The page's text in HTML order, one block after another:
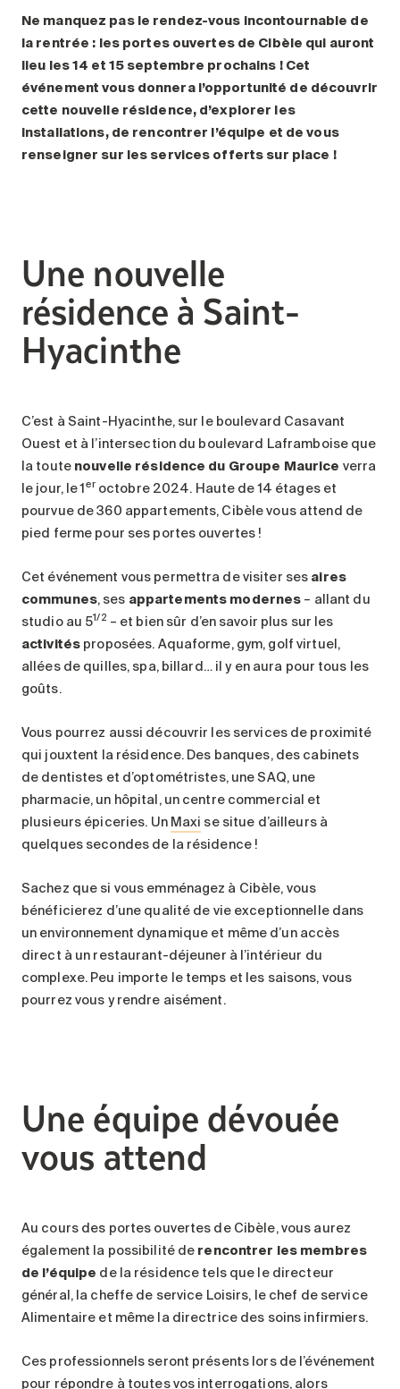
À propos
Nouvelles
FAQ
Ne manquez pas le rendez-vous incontournable de
la rentrée : les portes ouvertes de Cibèle qui auront
lieu les 14 et 15 septembre prochains ! Cet
événement vous donnera l’opportunité de découvrir
cette nouvelle résidence, d’explorer les
installations, de rencontrer l’équipe et de vous
renseigner sur les services offerts sur place !
Une nouvelle
résidence à Saint-
Hyacinthe
C’est à Saint-Hyacinthe, sur le boulevard Casavant
Ouest et à l’intersection du boulevard Laframboise que
la toute nouvelle résidence du Groupe Maurice verra
le jour, le 1 er octobre 2024. Haute de 14 étages et
pourvue de 360 appartements, Cibèle vous attend de
pied ferme pour ses portes ouvertes !
Cet événement vous permettra de visiter ses aires
communes, ses appartements modernes – allant du
studio au 51/2 – et bien sûr d’en savoir plus sur les
activités proposées. Aquaforme, gym, golf virtuel,
allées de quilles, spa, billard… il y en aura pour tous les
goûts.
Vous pourrez aussi découvrir les services de proximité
qui jouxtent la résidence. Des banques, des cabinets
de dentistes et d’optométristes, une SAQ, une
pharmacie, un hôpital, un centre commercial et
plusieurs épiceries. Un Maxi se situe d’ailleurs à
quelques secondes de la résidence !
Sachez que si vous emménagez à Cibèle, vous
bénéficierez d’une qualité de vie exceptionnelle dans
un environnement dynamique et même d’un accès
direct à un restaurant-déjeuner à l’intérieur du
complexe. Peu importe le temps et les saisons, vous
pourrez vous y rendre aisément.
Une équipe dévouée
vous attend
Au cours des portes ouvertes de Cibèle, vous aurez
également la possibilité de rencontrer les membres
de l’équipe de la résidence tels que le directeur
général, la cheffe de service Loisirs, le chef de service
Alimentaire et même la directrice des soins infirmiers.
Ces professionnels seront présents lors de l’événement
pour répondre à toutes vos interrogations, alors